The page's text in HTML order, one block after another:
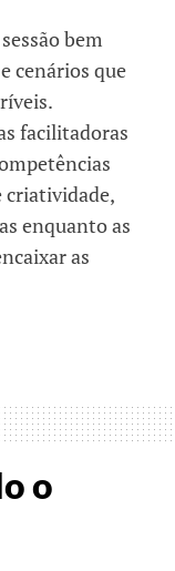
bem
cenários que
facilitadoras
criatividade,
enquanto as
as
o